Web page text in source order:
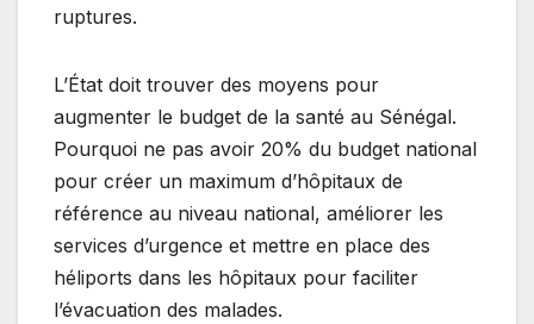
ruptures.
L’État doit trouver des moyens pour
augmenter le budget de la santé au Sénégal.
Pourquoi ne pas avoir 20% du budget national
pour créer un maximum d’hôpitaux de
référence au niveau national, améliorer les
services d’urgence et mettre en place des
héliports dans les hôpitaux pour faciliter
l’évacuation des malades.